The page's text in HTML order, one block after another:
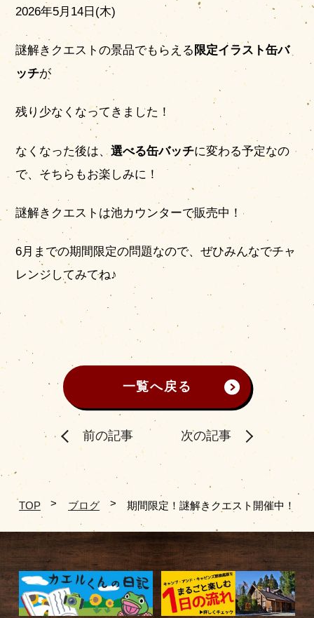
2026年5月14日(木)
謎解きクエストの景品でもらえる 限定イラスト缶バ
ッチが
残り少なくなってきました！
なくなった後は、選べる缶バッチに変わる予定なの
で、そちらもお楽しみに！
謎解きクエストは池カウンターで販売中！
6月までの期間限定の問題なので、ぜひみんなでチャ
レンジしてみてね♪
一覧へ戻る
前の記事 次の記事
TOP ブログ 期間限定！謎解きクエスト開催中！